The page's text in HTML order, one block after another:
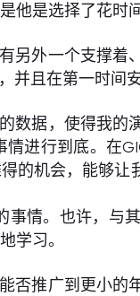
他是选择了花时
另外一个支撑
并且在第一时间
数据，使得我
进行到底。在
的机会，能够
情。也许，与
学习。
否推广到更小